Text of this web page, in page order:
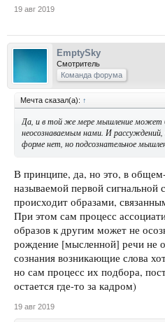
19 авг 2019
EmptySky
Смотритель
Команда форума
Мечта сказал(а): ↑
Да, и в той же мере мышление может
неосознаваемым нами. И
форме нет, но подсознательное
В принципе, да, но это, в
называемой первой
происходит образами,
При этом сам процесс
образов к другим может не
рождение [мысленной] речи не
сознания возникающие слова
но сам процесс их подбора,
остается где-то за кадром)
19 авг 2019